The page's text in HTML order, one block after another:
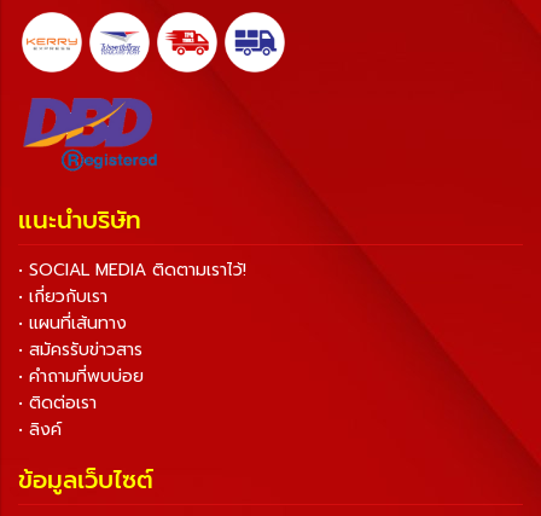
แนะนำบริษัท
• SOCIAL MEDIA ติดตามเราไว้!
• เกี่ยวกับเรา
• แผนที่เส้นทาง
• สมัครรับข่าวสาร
• คำถามที่พบบ่อย
• ติดต่อเรา
• ลิงค์
ข้อมูลเว็บไซต์